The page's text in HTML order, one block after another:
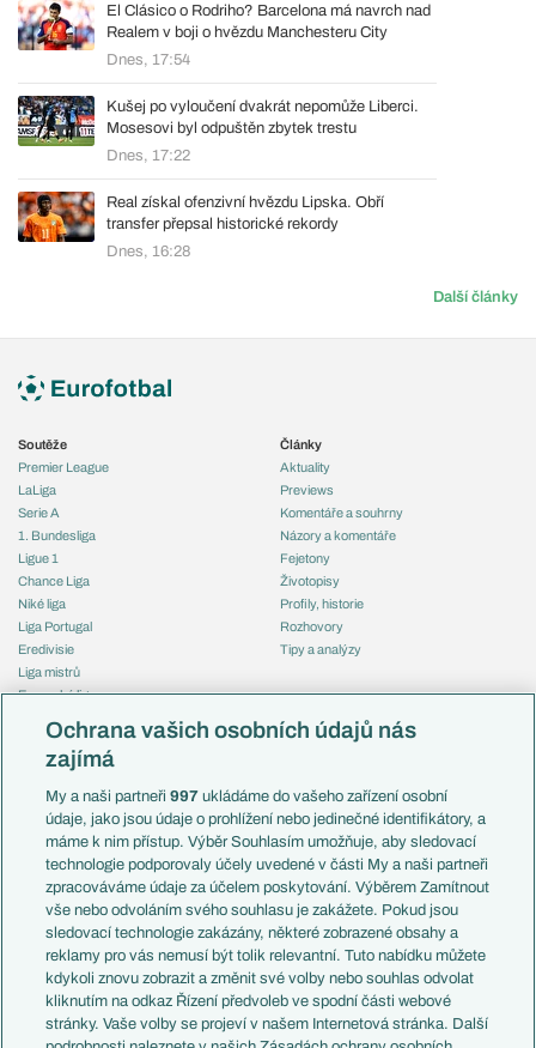
El Clásico o Rodriho? Barcelona má navrch nad
Realem v boji o hvězdu Manchesteru City
Dnes, 17:54
Kušej po vyloučení dvakrát nepomůže Liberci.
Mosesovi byl odpuštěn zbytek trestu
Dnes, 17:22
Real získal ofenzivní hvězdu Lipska. Obří
transfer přepsal historické rekordy
Dnes, 16:28
Další články
Soutěže
Premier League
LaLiga
Serie A
1. Bundesliga
Ligue 1
Chance Liga
Niké liga
Liga Portugal
Eredivisie
Liga mistrů
Evropská liga
Mistrovství světa
Liga národů
Témata
Představení týmů MS
EuroSkauting
PL v kostce
Evropské koeficienty
Přestupy
Přestupové spekulace
Zranění
Kluby
Články
Aktuality
Previews
Komentáře a souhrny
Názory a komentáře
Fejetony
Životopisy
Profily, historie
Rozhovory
Tipy a analýzy
Česko
Francie
Itálie
Německo
Španělsko
Argentina
Brazílie
Přestupy
Zápasy
Livescore
Tipovací soutěž
Ochrana vašich osobních údajů nás
zajímá
My a naši partneři997 ukládáme do vašeho zařízení osobní
údaje, jako jsou údaje o prohlížení nebo jedinečné identifikátory, a
máme k nim přístup. Výběr Souhlasím umožňuje, aby sledovací
technologie podporovaly účely uvedené v části My a naši partneři
zpracováváme údaje za účelem poskytování. Výběrem Zamítnout
vše nebo odvoláním svého souhlasu je zakážete. Pokud jsou
sledovací technologie zakázány, některé zobrazené obsahy a
reklamy pro vás nemusí být tolik relevantní. Tuto nabídku můžete
kdykoli znovu zobrazit a změnit své volby nebo souhlas odvolat
kliknutím na odkaz Řízení předvoleb ve spodní části webové
stránky. Vaše volby se projeví v našem Internetová stránka. Další